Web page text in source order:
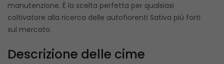
manutenzione. È la scelta perfetta per qualsiasi
coltivatore alla ricerca delle autofiorenti Sativa più forti
sul mercato.
Descrizione delle cime